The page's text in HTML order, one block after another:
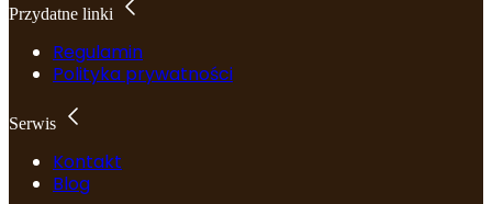
Przydatne linki
Regulamin
Polityka prywatności
Serwis
Kontakt
Blog